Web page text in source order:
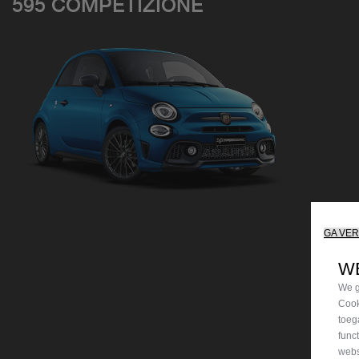
595 COMPETIZIONE
GA
We